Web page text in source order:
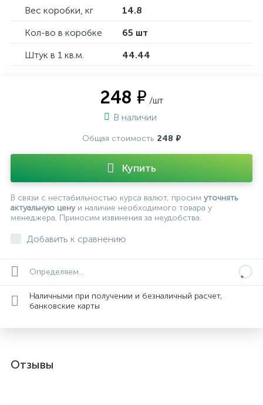
Вес коробки, кг
14.8
Кол-во в коробке
65 шт
Штук в 1 кв.м.
44.44
248 ₽ /шт
В наличии
Общая стоимость 248 ₽
Купить
В связи с нестабильностью курса валют, просим уточнять
актуальную ценуи наличие необходимого товара у
менеджера. Приносим извинения за неудобства.
Добавить к сравнению
Определяем...
Наличными при получении и безналичный расчет,
банковские карты
Отзывы